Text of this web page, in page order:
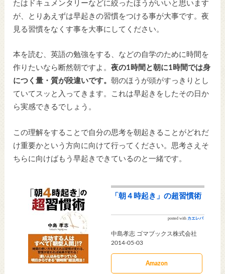
たはドキュメンタリーなどに絞ったほうがいいと思います
が、とりあえずは早起きの習慣をつける事が大事です。夜
見る習慣をなくす事を大事にしてください。
本を読む、英語の勉強をする、などの自学のために時間を
作りたいなら断然朝ですよ。夜の1時間と朝に1時間では身
につく量・質が段違いです。朝のほうが頭がすっきりとし
ていてスッと入ってきます。これは早起きをしたその日か
ら実感できるでしょう。
この理解をすることで自分の思考を朝起きることがどれだ
け重要かという方向に向けて行ってください。思考さえそ
ちらに向けばもう早起きできているのと一緒です。
「朝４時起き」の超習慣術
posted with カエレバ
中島孝志 ゴマブックス株式会社
2014-05-03
Amazon